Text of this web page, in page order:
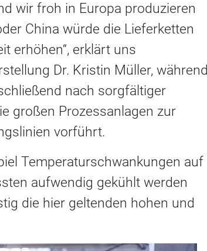
wir froh in Europa produzieren
China würde die Lieferketten
erhöhen“, erklärt uns
Dr. Kristin Müller, während
nach sorgfältiger
großen Prozessanlagen zur
vorführt.
Temperaturschwankungen auf
aufwendig gekühlt werden
die hier geltenden hohen und